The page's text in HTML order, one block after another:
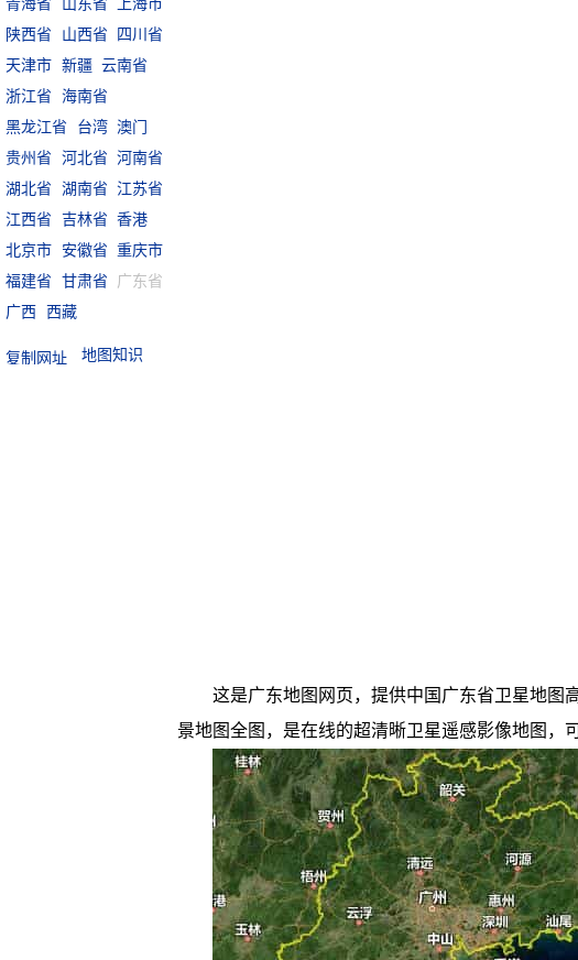
陕西省
山西省
四川省
天津市 新疆 云南省
浙江省
海南省
黑龙江省
台湾 澳门
贵州省
河北省 河南省
湖北省
湖南省 江苏省
江西省
吉林省 香港
北京市
安徽省 重庆市
福建省
甘肃省
广东省
广西 西藏
地图知识
这是广东地图网页，提供中国广东省卫星地图
景地图全图，是在线的超清晰卫星遥感影像地图，